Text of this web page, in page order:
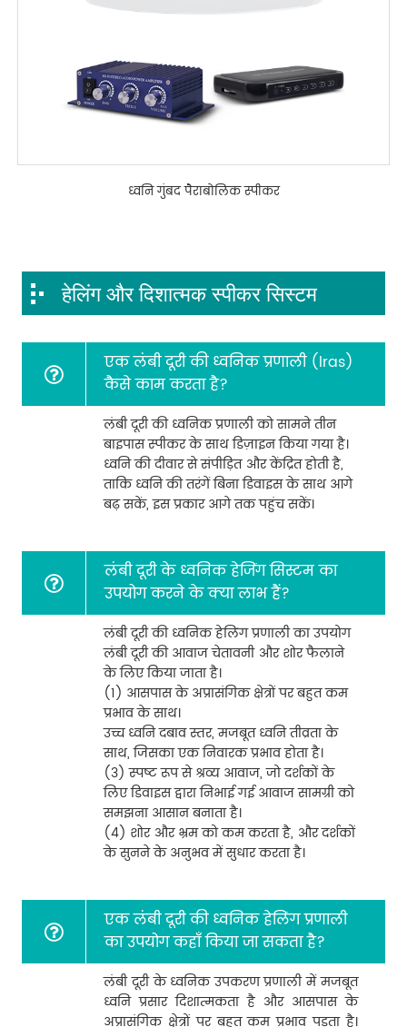
ध्वनि गुंबद पैराबोलिक स्पीकर
हेलिंग और दिशात्मक स्पीकर सिस्टम
एक लंबी दूरी की ध्वनिक प्रणाली (lras)
कैसे काम करता है?
लंबी दूरी की ध्वनिक प्रणाली को सामने तीन
बाइपास स्पीकर के साथ डिज़ाइन किया गया है।
ध्वनि की दीवार से संपीड़ित और केंद्रित होती है,
ताकि ध्वनि की तरंगें बिना डिवाइस के साथ आगे
बढ़ सकें, इस प्रकार आगे तक पहुंच सकें।
लंबी दूरी के ध्वनिक हेजिंग सिस्टम का
उपयोग करने के क्या लाभ हैं?
लंबी दूरी की ध्वनिक हेलिंग प्रणाली का उपयोग
लंबी दूरी की आवाज चेतावनी और शोर फैलाने
के लिए किया जाता है।
(1) आसपास के अप्रासंगिक क्षेत्रों पर बहुत कम
प्रभाव के साथ।
उच्च ध्वनि दबाव स्तर, मजबूत ध्वनि तीव्रता के
साथ, जिसका एक निवारक प्रभाव होता है।
(3) स्पष्ट रूप से श्रव्य आवाज, जो दर्शकों के
लिए डिवाइस द्वारा निभाई गई आवाज सामग्री को
समझना आसान बनाता है।
(4) शोर और भ्रम को कम करता है, और दर्शकों
के सुनने के अनुभव में सुधार करता है।
एक लंबी दूरी की ध्वनिक हेलिंग प्रणाली
का उपयोग कहाँ किया जा सकता है?
लंबी दूरी के ध्वनिक उपकरण प्रणाली में मजबूत
ध्वनि प्रसार दिशात्मकता है और आसपास के
अप्रासंगिक क्षेत्रों पर बहुत कम प्रभाव पड़ता है।